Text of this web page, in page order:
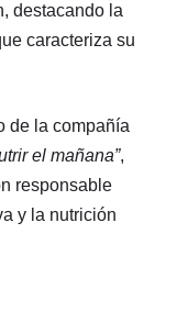
destacando la
caracteriza su
de la compañía
el mañana”,
responsable
y la nutrición